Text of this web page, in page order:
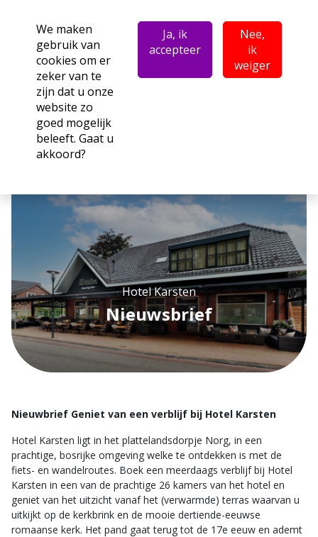
We maken
gebruik van
cookies om er
zeker van te
zijn dat u onze
website zo
goed mogelijk
beleeft. Gaat u
akkoord?
Ja, ik
accepteer
Nee,
ik
weiger
Hotel Karsten
Nieuwsbrief
Nieuwbrief Geniet van een verblijf bij Hotel Karsten
Hotel Karsten ligt in het plattelandsdorpje Norg, in een
prachtige, bosrijke omgeving welke te ontdekken is met de
fiets- en wandelroutes. Boek een meerdaags verblijf bij Hotel
Karsten in een van de prachtige 26 kamers van het hotel en
geniet van het uitzicht vanaf het (verwarmde) terras waarvan u
uitkijkt op de kerkbrink en de mooie dertiende-eeuwse
romaanse kerk. Het pand gaat terug tot de 17e eeuw en ademt